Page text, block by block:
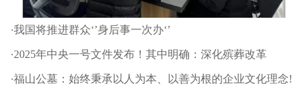
·我国将推进群众‘’身后事一次办‘’
·2025年中央一号文件发布！其中明确：深化殡葬改革
·福山公墓：始终秉承以人为本、以善为根的企业文化理念!